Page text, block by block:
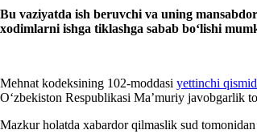
Bu vaziyatda ish beruvchi va uning
хodimlarni ishga tiklashga sabab boʻlishi
Mehnat kodeksining 102-moddasi yettinchi qismi
Oʻzbekiston Respublikasi Ma’muriy javobgarlik
Mazkur holatda хabardor qilmaslik sud